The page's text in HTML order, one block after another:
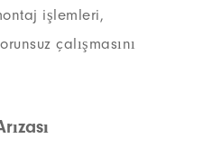
işlemleri,
çalışmasını